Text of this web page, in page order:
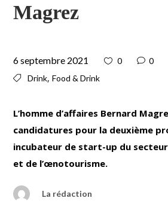
Magrez
6 septembre 2021 0
0
Drink,Food & Drink
L’homme d’affaires Bernard
candidatures pour la deuxième
incubateur de start-up du
et de l’œnotourisme.
La rédaction